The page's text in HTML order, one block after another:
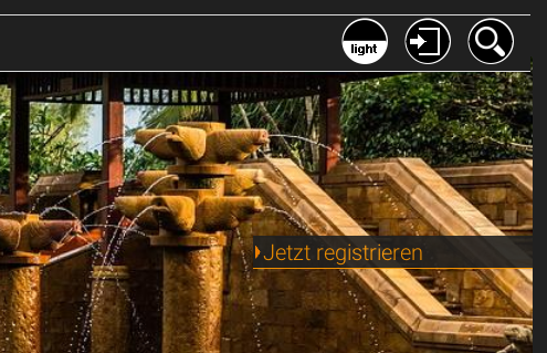
Jetzt registrieren